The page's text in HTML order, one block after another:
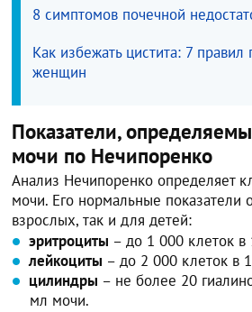
8 симптомов почечной
Как избежать цистита: 7
женщин
Показатели,
мочи по Нечипоренко
Анализ Нечипоренко определяет
мочи. Его нормальные показатели
взрослых, так и для детей:
эритроциты – до 1 000 клеток
лейкоциты – до 2 000 клеток в
цилиндры – не более 20
мл мочи.